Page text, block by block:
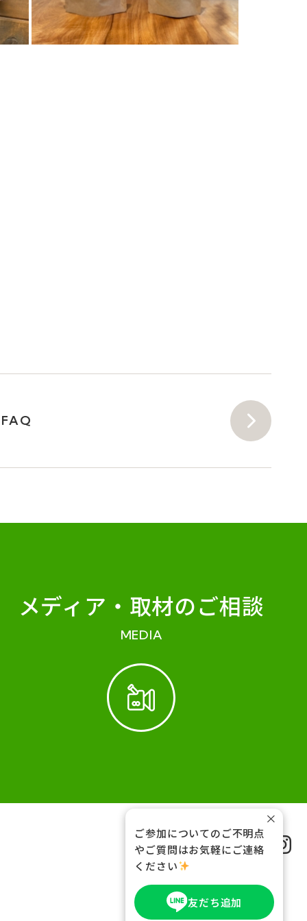
FAQ
メディア・ 取材のご相談
MEDIA
FOLLOW US
ご参加についてのご不明点
やご質問はお気軽にご連絡
ください
友だち追加
×